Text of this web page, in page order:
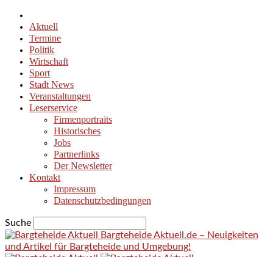
Aktuell
Termine
Politik
Wirtschaft
Sport
Stadt News
Veranstaltungen
Leserservice
Firmenportraits
Historisches
Jobs
Partnerlinks
Der Newsletter
Kontakt
Impressum
Datenschutzbedingungen
Suche
Bargteheide Aktuell.de – Neuigkeiten
und Artikel für Bargteheide und Umgebung!